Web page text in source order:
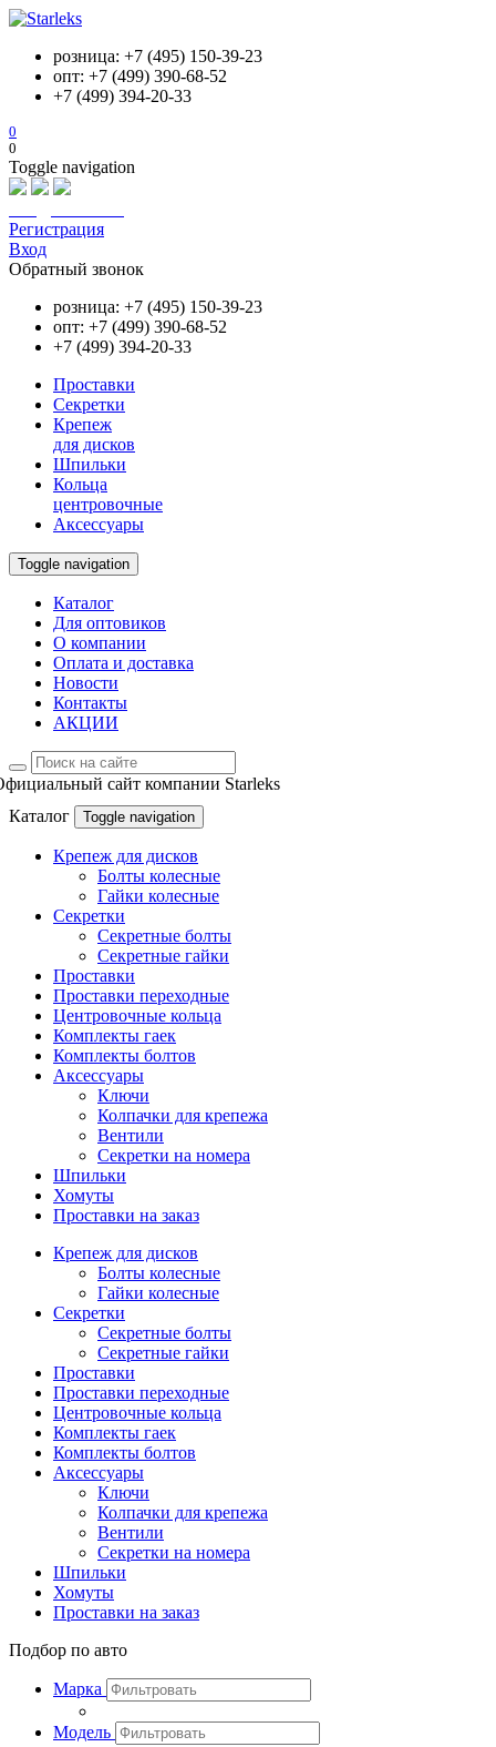
розница: +7 (495) 150-39-23
опт: +7 (499) 390-68-52
+7 (499) 394-20-33
0
0
Toggle navigation
Регистрация
Вход
Обратный звонок
розница: +7 (495) 150-39-23
опт: +7 (499) 390-68-52
+7 (499) 394-20-33
Проставки
Секретки
Крепеж
для дисков
Шпильки
Кольца
центровочные
Аксессуары
Toggle navigation
Каталог
Для оптовиков
О компании
Оплата и доставка
Новости
Контакты
АКЦИИ
сайт компании Starleks
Каталог
Toggle navigation
Крепеж для дисков
Болты колесные
Гайки колесные
Секретки
Секретные болты
Секретные гайки
Проставки
Проставки переходные
Центровочные кольца
Комплекты гаек
Комплекты болтов
Аксессуары
Ключи
Колпачки для крепежа
Вентили
Секретки на номера
Шпильки
Хомуты
Проставки на заказ
Крепеж для дисков
Болты колесные
Гайки колесные
Секретки
Секретные болты
Секретные гайки
Проставки
Проставки переходные
Центровочные кольца
Комплекты гаек
Комплекты болтов
Аксессуары
Ключи
Колпачки для крепежа
Вентили
Секретки на номера
Шпильки
Хомуты
Проставки на заказ
Подбор по авто
Марка
Модель